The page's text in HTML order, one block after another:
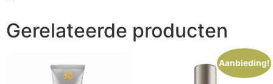
Gerelateerde producten
Aanbieding!